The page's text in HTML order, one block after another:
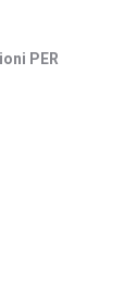
PER